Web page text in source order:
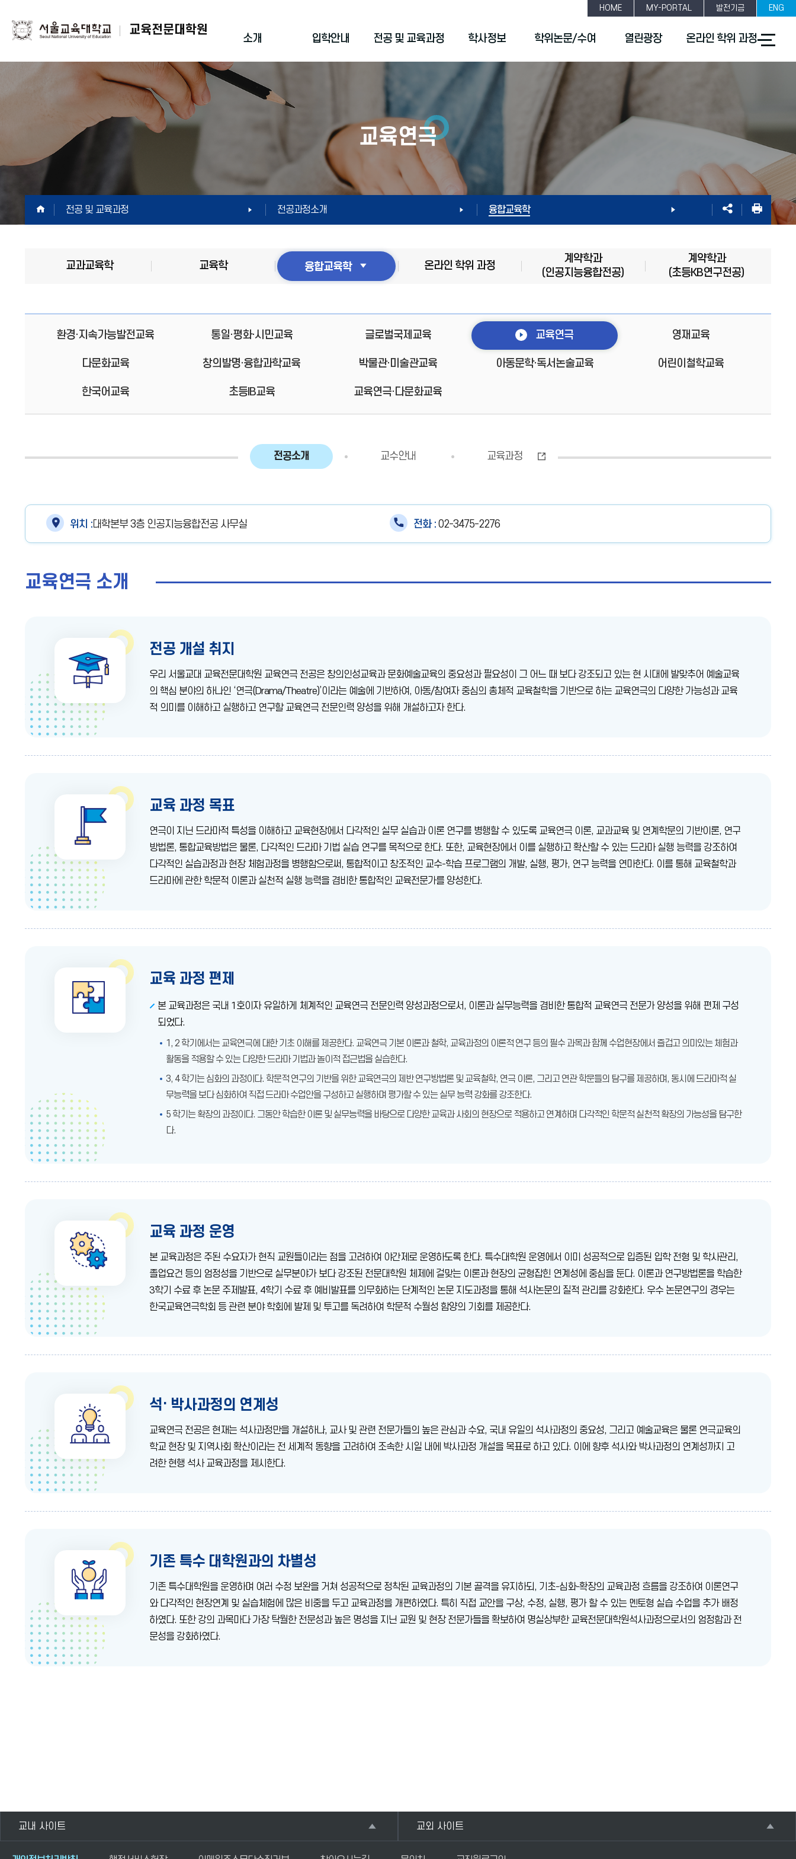
교육전문대학원
HOME MY-PORTAL 발전기금 ENG
소개 입학안내 전공 및 교육과정 학사정보 학위논문/수여 열린광장 온라인 학위 과정
체
교육연극
HOME전공 및 교육과정 전공과정소개 융합교육학
교과교육학 교육학 융합교육학 온라인 학위 과정
계약학과
(인공지능융합전공)
계약학과
(초등KB연구전공)
환경·지속가능발전교육 통일·평화·시민교육 글로벌국제교육 교육연극 영재교육
다문화교육 창의발명·융합과학교육 박물관·미술관교육 아동문학·독서논술교육 어린이철학교육
한국어교육 초등IB교육 교육연극·다문화교육
전공소개 교수안내 교육과정
위치 :대학본부 3층 인공지능융합전공 사무실 전화 :02-3475-2276
교육연극 소개
전공 개설 취지
우리 서울교대 교육전문대학원 교육연극 전공은 창의인성교육과 문화예술교육의 중요성과 필요성이 그 어느 때 보다 강조되고 있는 현 시대에 발맞추어 예술교육
의 핵심 분야의 하나인 ‘연극(Drama/Theatre)’이라는 예술에 기반하여, 아동/참여자 중심의 총체적 교육철학을 기반으로 하는 교육연극의 다양한 가능성과 교육
적 의미를 이해하고 실행하고 연구할 교육연극 전문인력 양성을 위해 개설하고자 한다.
교육 과정 목표
연극이 지닌 드라마적 특성을 이해하고 교육현장에서 다각적인 실무 실습과 이론 연구를 병행할 수 있도록 교육연극 이론, 교과교육 및 연계학문의 기반이론, 연구
방법론, 통합교육방법은 물론, 다각적인 드라마 기법 실습 연구를 목적으로 한다. 또한, 교육현장에서 이를 실행하고 확산할 수 있는 드라마 실행 능력을 강조하여
다각적인 실습과정과 현장 체험과정을 병행함으로써, 통합적이고 창조적인 교수-학습 프로그램의 개발, 실행, 평가, 연구 능력을 연마한다. 이를 통해 교육철학과
드라마에 관한 학문적 이론과 실천적 실행 능력을 겸비한 통합적인 교육전문가를 양성한다.
교육 과정 편제
본 교육과정은 국내 1호이자 유일하게 체계적인 교육연극 전문인력 양성과정으로서, 이론과 실무능력을 겸비한 통합적 교육연극 전문가 양성을 위해 편제 구성
되었다.
1, 2 학기에서는 교육연극에 대한 기초 이해를 제공한다. 교육연극 기본 이론과 철학, 교육과정의 이론적 연구 등의 필수 과목과 함께 수업현장에서 즐겁고 의미있는 체험과
활동을 적용할 수 있는 다양한 드라마 기법과 놀이적 접근법을 실습한다.
3, 4 학기는 심화의 과정이다. 학문적 연구의 기반을 위한 교육연극의 제반 연구방법론 및 교육철학, 연극 이론, 그리고 연관 학문들의 탐구를 제공하며, 동시에 드라마적 실
무능력을 보다 심화하여 직접 드라마 수업안을 구성하고 실행하며 평가할 수 있는 실무 능력 강화를 강조한다.
5 학기는 확장의 과정이다. 그동안 학습한 이론 및 실무능력을 바탕으로 다양한 교육과 사회의 현장으로 적용하고 연계하며 다각적인 학문적 실천적 확장의 가능성을 탐구한
다.
교육 과정 운영
본 교육과정은 주된 수요자가 현직 교원들이라는 점을 고려하여 야간제로 운영하도록 한다. 특수대학원 운영에서 이미 성공적으로 입증된 입학 전형 및 학사관리,
졸업요건 등의 엄정성을 기반으로 실무분야가 보다 강조된 전문대학원 체제에 걸맞는 이론과 현장의 균형잡힌 연계성에 중심을 둔다. 이론과 연구방법론을 학습한
3학기 수료 후 논문 주제발표, 4학기 수료 후 예비발표를 의무화하는 단계적인 논문 지도과정을 통해 석사논문의 질적 관리를 강화한다. 우수 논문연구의 경우는
한국교육연극학회 등 관련 분야 학회에 발제 및 투고를 독려하여 학문적 수월성 함양의 기회를 제공한다.
석· 박사과정의 연계성
교육연극 전공은 현재는 석사과정만을 개설하나, 교사 및 관련 전문가들의 높은 관심과 수요, 국내 유일의 석사과정의 중요성, 그리고 예술교육은 물론 연극교육의
학교 현장 및 지역사회 확산이라는 전 세계적 동향을 고려하여 조속한 시일 내에 박사과정 개설을 목표로 하고 있다. 이에 향후 석사와 박사과정의 연계성까지 고
려한 현행 석사 교육과정을 제시한다.
기존 특수 대학원과의 차별성
기존 특수대학원을 운영하며 여러 수정 보완을 거쳐 성공적으로 정착된 교육과정의 기본 골격을 유지하되, 기초-심화-확장의 교육과정 흐름을 강조하여 이론연구
와 다각적인 현장연계 및 실습체험에 많은 비중을 두고 교육과정을 개편하였다. 특히 직접 교안을 구상, 수정, 실행, 평가 할 수 있는 멘토형 실습 수업을 추가 배정
하였다. 또한 강의 과목마다 가장 탁월한 전문성과 높은 명성을 지닌 교원 및 현장 전문가들을 확보하여 명실상부한 교육전문대학원석사과정으로서의 엄정함과 전
문성을 강화하였다.
교내 사이트 교외 사이트